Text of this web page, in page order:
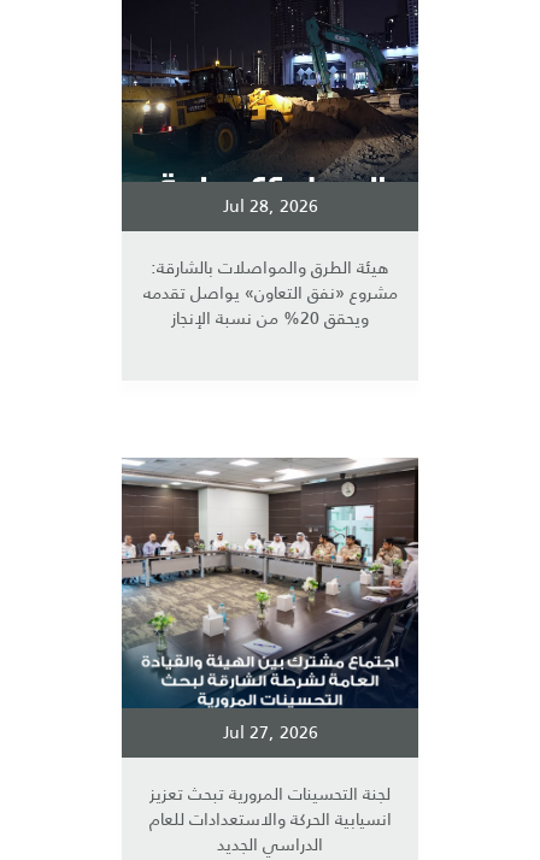
Jul 28, 2026
هيئة الطرق والمواصلات بالشارقة:
مشروع «نفق التعاون» يواصل تقدمه
ويحقق 20% من نسبة الإنجاز
Jul 27, 2026
لجنة التحسينات المرورية تبحث تعزيز
انسيابية الحركة والاستعدادات للعام
الدراسي الجديد